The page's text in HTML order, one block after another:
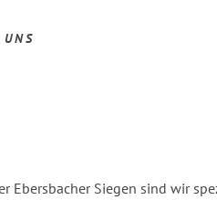
Ebersbacher Siegen sind wir